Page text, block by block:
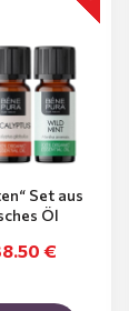
Set aus
Öl
€